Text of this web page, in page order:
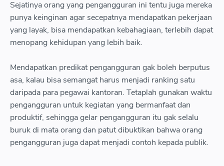
Sejatinya orang yang pengangguran ini tentu juga mereka
punya keinginan agar secepatnya mendapatkan pekerjaan
yang layak, bisa mendapatkan kebahagiaan, terlebih dapat
menopang kehidupan yang lebih baik.
Mendapatkan predikat pengangguran gak boleh berputus
asa, kalau bisa semangat harus menjadi ranking satu
daripada para pegawai kantoran. Tetaplah gunakan waktu
pengangguran untuk kegiatan yang bermanfaat dan
produktif, sehingga gelar pengangguran itu gak selalu
buruk di mata orang dan patut dibuktikan bahwa orang
pengangguran juga dapat menjadi contoh kepada publik.